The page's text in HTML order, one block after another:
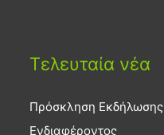
Τελευταία νέα
Πρόσκληση Εκδήλωσης
Ενδιαφέροντος